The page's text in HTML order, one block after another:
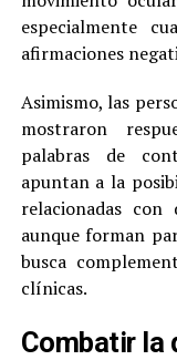
especialmente
afirmaciones
Asimismo, las
mostraron
palabras de
apuntan a la
relacionadas
aunque forman
busca
clínicas.
Combatir la